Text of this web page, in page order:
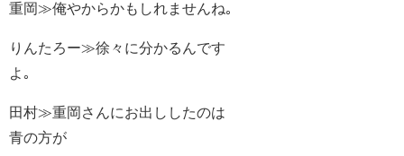
重岡≫俺やからかもしれませんね｡
りんたろー≫徐々に分かるんです
よ｡
田村≫重岡さんにお出ししたのは
青の方が